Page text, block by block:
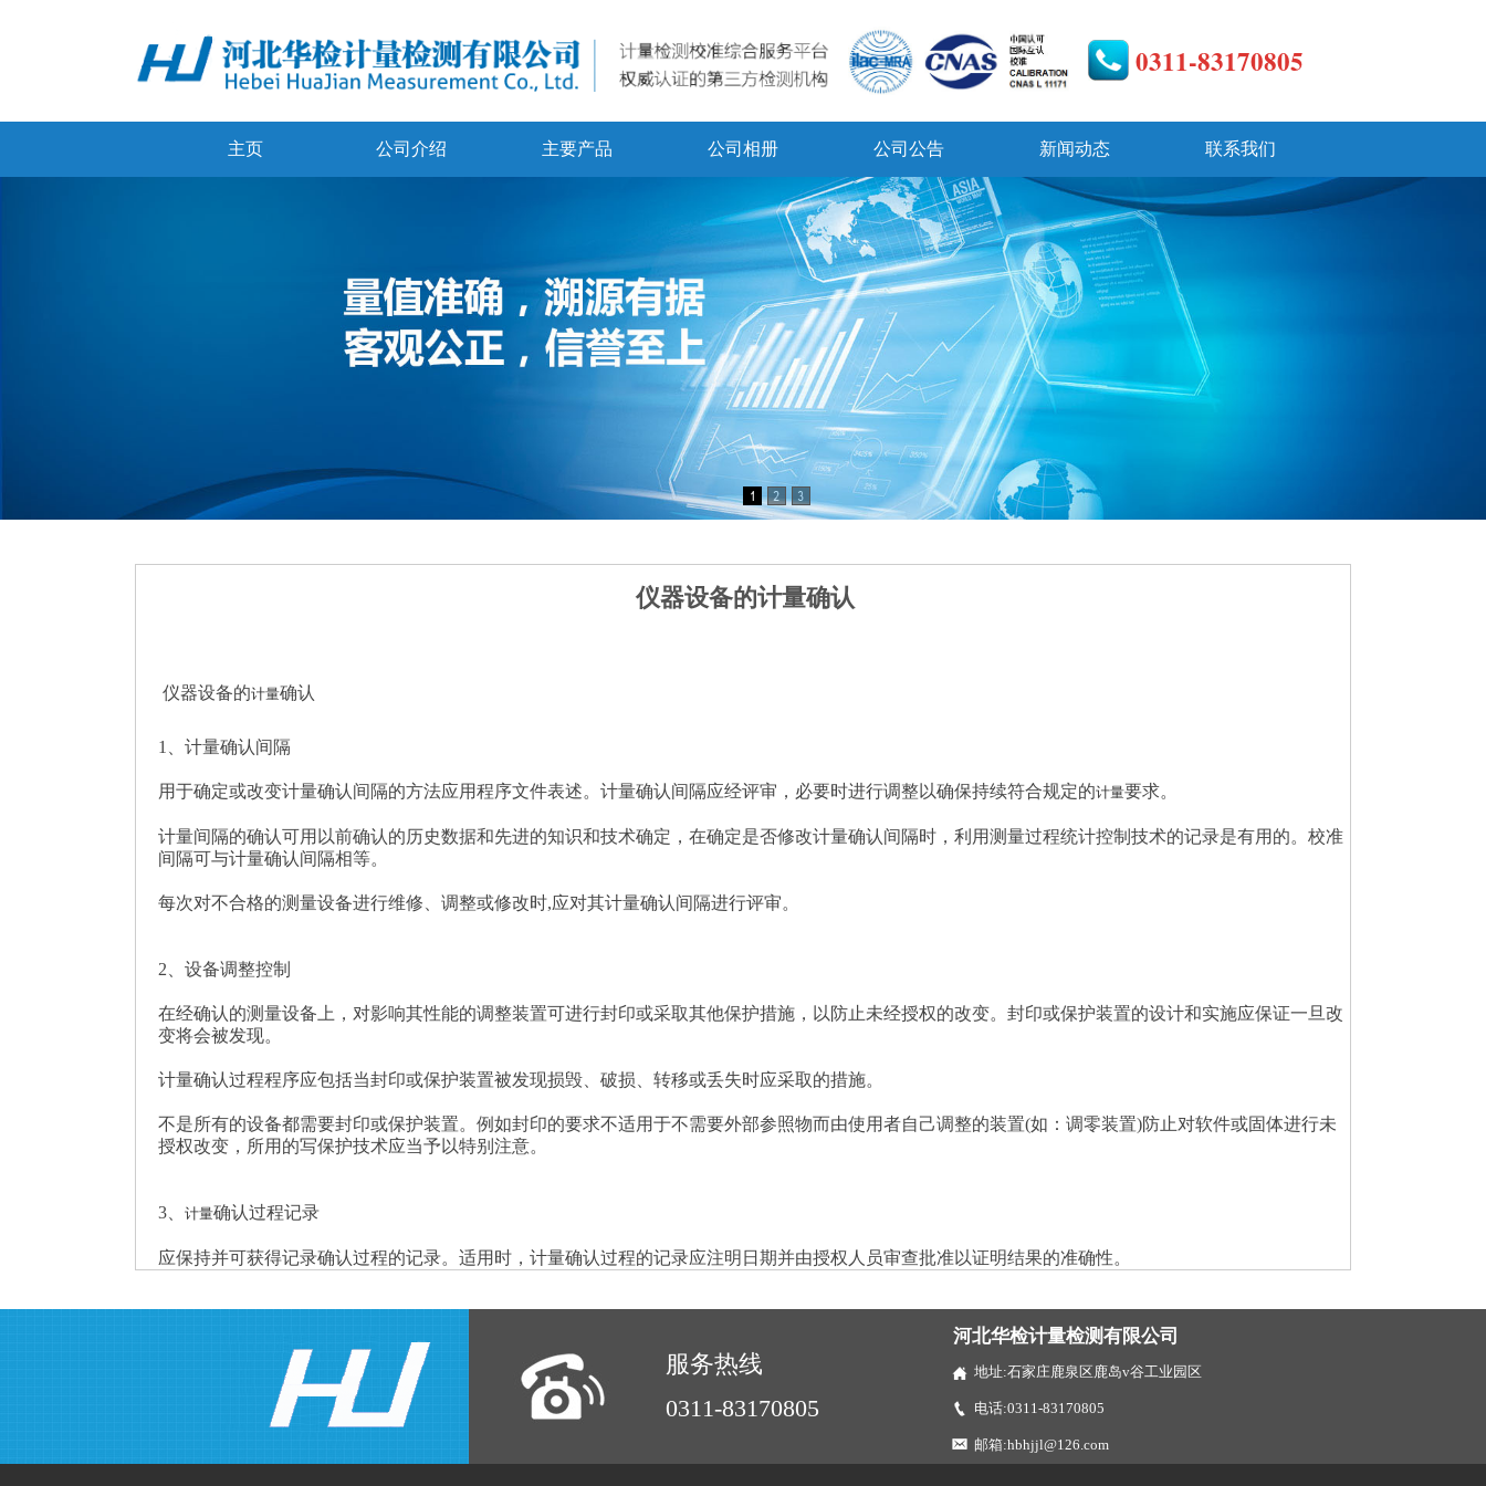
0311-83170805
主页 公司介绍 主要产品 公司相册 公司公告 新闻动态 联系我们
仪器设备的计量确认
仪器设备的计量确认
1、计量确认间隔
用于确定或改变计量确认间隔的方法应用程序文件表述。计量确认间隔应经评审，必要时进行调整以确保持续符合规定的计量要求。
计量间隔的确认可用以前确认的历史数据和先进的知识和技术确定，在确定是否修改计量确认间隔时，利用测量过程统计控制技术的记录是有用的。校准
间隔可与计量确认间隔相等。
每次对不合格的测量设备进行维修、调整或修改时,应对其计量确认间隔进行评审。
2、设备调整控制
在经确认的测量设备上，对影响其性能的调整装置可进行封印或采取其他保护措施，以防止未经授权的改变。封印或保护装置的设计和实施应保证一旦改
变将会被发现。
计量确认过程程序应包括当封印或保护装置被发现损毁、破损、转移或丢失时应采取的措施。
不是所有的设备都需要封印或保护装置。例如封印的要求不适用于不需要外部参照物而由使用者自己调整的装置(如：调零装置)防止对软件或固体进行未
授权改变，所用的写保护技术应当予以特别注意。
3、 计量确认过程记录
应保持并可获得记录确认过程的记录。适用时，计量确认过程的记录应注明日期并由授权人员审查批准以证明结果的准确性。
服务热线
0311-83170805
河北华检计量检测有限公司
地址:石家庄鹿泉区鹿岛v谷工业园区
电话:0311-83170805
邮箱:hbhjjl@126.com